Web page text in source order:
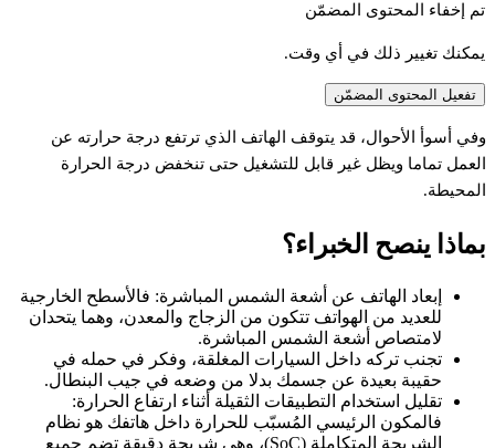
تم إخفاء المحتوى المضمّن
يمكنك تغيير ذلك في أي وقت.
تفعيل المحتوى المضمّن
وفي أسوأ الأحوال، قد يتوقف الهاتف الذي ترتفع درجة حرارته عن
العمل تماما ويظل غير قابل للتشغيل حتى تنخفض درجة الحرارة
المحيطة.
بماذا ينصح الخبراء؟
إبعاد الهاتف عن أشعة الشمس المباشرة: فالأسطح الخارجية
للعديد من الهواتف تتكون من الزجاج والمعدن، وهما يتحدان
لامتصاص أشعة الشمس المباشرة.
تجنب تركه داخل السيارات المغلقة، وفكر في حمله في
حقيبة بعيدة عن جسمك بدلا من وضعه في جيب البنطال.
تقليل استخدام التطبيقات الثقيلة أثناء ارتفاع الحرارة:
فالمكون الرئيسي المُسبّب للحرارة داخل هاتفك هو نظام
الشريحة المتكاملة (SoC)، وهي شريحة دقيقة تضم جميع